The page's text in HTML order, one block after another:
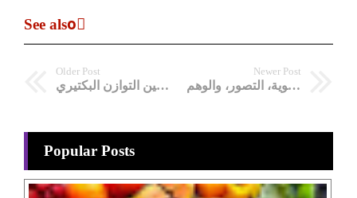
See alsoً
Newer Post
اللباس: أكثر من مجرد قماش - بين الهوية، التصور، والوهم
Older Post
الحل الثوري لصحة المسالك البولية وتحسين التوازن البكتيري
Popular Posts